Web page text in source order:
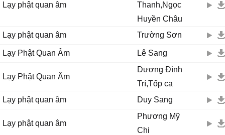
Lạy phật quan âm
Thanh,Ngọc
Huyền Châu
Lạy phật quan âm
Trường Sơn
Lạy Phật Quan Âm Lê Sang
Lạy Phật Quan Âm
Dương Đình
Trí,Tốp ca
Lạy phật quan âm
Duy Sang
Lạy phật quan âm
Phương Mỹ
Chi